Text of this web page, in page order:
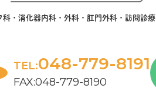
科・消化器内科・外科・肛門外科・訪問診療
TEL:048-779-8191
FAX:048-779-8190